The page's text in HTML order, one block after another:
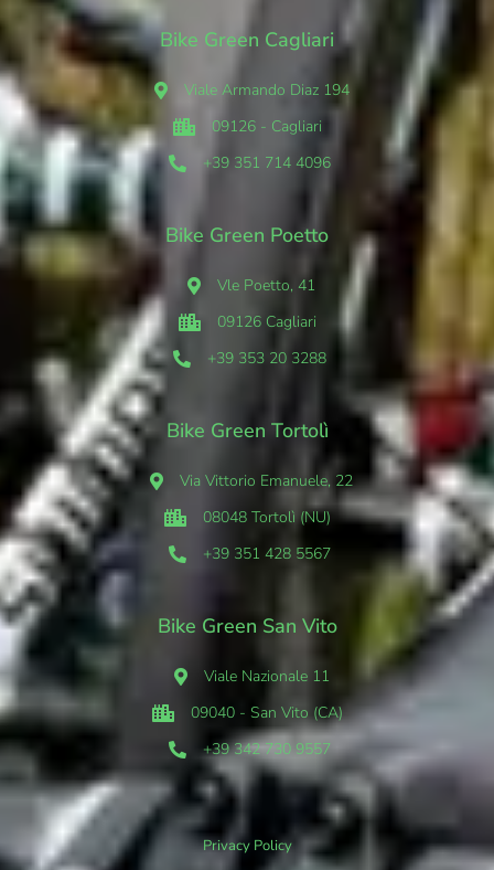
Bike Green Cagliari
Viale Armando Diaz 194
09126 - Cagliari
+39 351 714 4096
Bike Green Poetto
Vle Poetto, 41
09126 Cagliari
+39 353 20 3288
Bike Green Tortolì
Via Vittorio Emanuele, 22
08048 Tortolì (NU)
+39 351 428 5567
Bike Green San Vito
Viale Nazionale 11
09040 - San Vito (CA)
+39 342 730 9557
Privacy Policy